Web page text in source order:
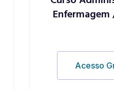
Acesso